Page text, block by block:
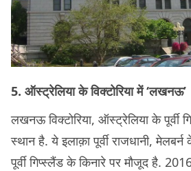
5. ऑस्‍ट्रेलिया के विक्‍टोरिया में ‘लखनऊ’
लखनऊ विक्टोरिया, ऑस्ट्रेलिया के पूर्वी
स्‍थान है. ये इलाक़ा पूर्वी राजधानी,
पूर्वी गिप्स्लैंड के किनारे पर मौजूद है.